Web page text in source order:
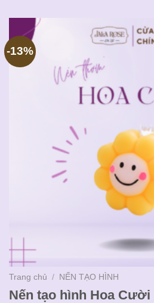
-13%
Trang chủ / NẾN TẠO HÌNH
Nến tạo hình Hoa Cười